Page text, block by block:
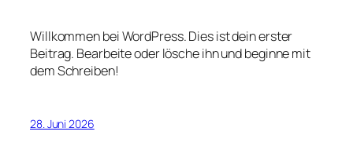
Willkommen bei WordPress. Dies ist dein erster
Beitrag. Bearbeite oder lösche ihn und beginne mit
dem Schreiben!
28. Juni 2026